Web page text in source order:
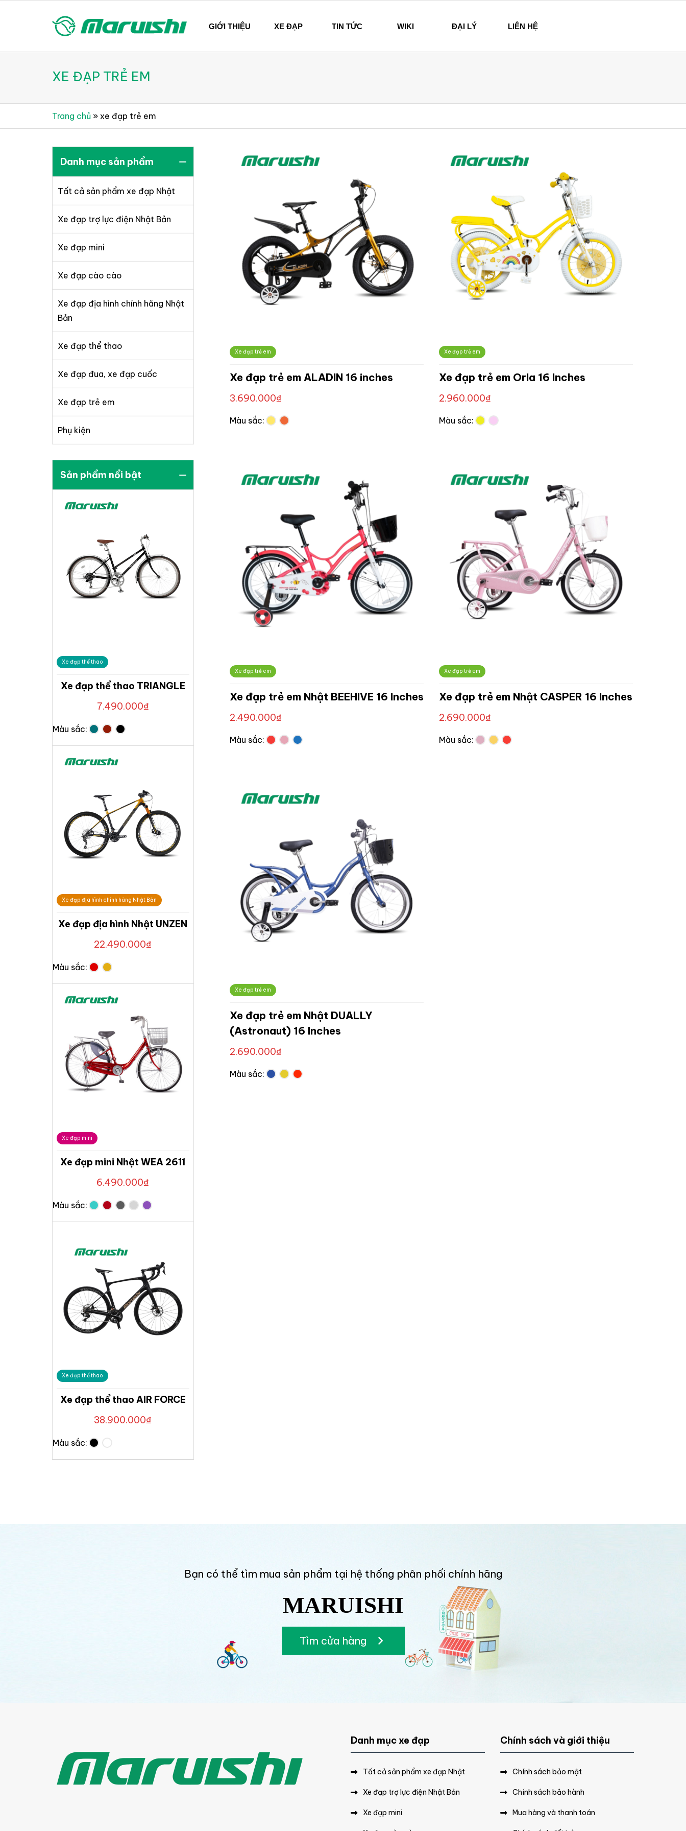
Xe đạp Nhật Bản Maruishi – Since 1894
GIỚI THIỆU XE ĐẠP TIN TỨC WIKI ĐẠI LÝ LIÊN HỆ
XE ĐẠP TRẺ EM
Trang chủ » xe đạp trẻ em
Xe đạp trẻ em
Xe đạp trẻ em ALADIN 16 inches
3.690.000₫
Màu sắc:
Xe đạp trẻ em
Xe đạp trẻ em Orla 16 Inches
2.960.000₫
Màu sắc:
Xe đạp trẻ em
Xe đạp trẻ em Nhật BEEHIVE 16 Inches
2.490.000₫
Màu sắc:
Xe đạp trẻ em
Xe đạp trẻ em Nhật CASPER 16 Inches
2.690.000₫
Màu sắc:
Xe đạp trẻ em
Xe đạp trẻ em Nhật DUALLY
(Astronaut) 16 Inches
2.690.000₫
Màu sắc:
Danh mục sản phẩm
Tất cả sản phẩm xe đạp Nhật
Xe đạp trợ lực điện Nhật Bản
Xe đạp mini
Xe đạp cào cào
Xe đạp địa hình chính hãng Nhật
Bản
Xe đạp thể thao
Xe đạp đua, xe đạp cuốc
Xe đạp trẻ em
Phụ kiện
Sản phẩm nổi bật
Xe đạp thể thao
Xe đạp thể thao TRIANGLE
7.490.000₫
Màu sắc:
Xe đạp địa hình chính hãng Nhật Bản
Xe đạp địa hình Nhật UNZEN
22.490.000₫
Màu sắc:
Xe đạp mini
Xe đạp mini Nhật WEA 2611
6.490.000₫
Màu sắc:
Xe đạp thể thao
Xe đạp thể thao AIR FORCE
38.900.000₫
Màu sắc:
Bạn có thể tìm mua sản phẩm tại hệ thống phân phối chính hãng
MARUISHI
Tìm cửa hàng
Danh mục xe đạp
Tất cả sản phẩm xe đạp Nhật
Xe đạp trợ lực điện Nhật Bản
Xe đạp mini
Chính sách và giới thiệu
Chính sách bảo mật
Chính sách bảo hành
Mua hàng và thanh toán